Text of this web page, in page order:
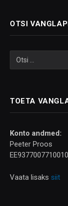
OTSI
TOETA
Konto andmed:
Peeter Proos
Vaata lisaks siit